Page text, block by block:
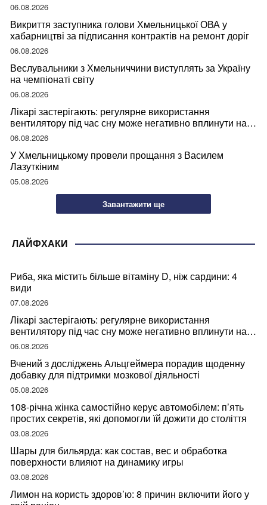
06.08.2026
Викриття заступника голови Хмельницької ОВА у
хабарництві за підписання контрактів на ремонт доріг
06.08.2026
Веслувальники з Хмельниччини виступлять за Україну
на чемпіонаті світу
06.08.2026
Лікарі застерігають: регулярне використання
вентилятору під час сну може негативно вплинути на
ваше здоров’я
06.08.2026
У Хмельницькому провели прощання з Василем
Лазуткіним
05.08.2026
Завантажити ще
ЛАЙФХАКИ
Риба, яка містить більше вітаміну D, ніж сардини: 4
види
07.08.2026
Лікарі застерігають: регулярне використання
вентилятору під час сну може негативно вплинути на
ваше здоров’я
06.08.2026
Вчений з досліджень Альцгеймера порадив щоденну
добавку для підтримки мозкової діяльності
05.08.2026
108-річна жінка самостійно керує автомобілем: п’ять
простих секретів, які допомогли їй дожити до століття
03.08.2026
Шары для бильярда: как состав, вес и обработка
поверхности влияют на динамику игры
03.08.2026
Лимон на користь здоров’ю: 8 причин включити його у